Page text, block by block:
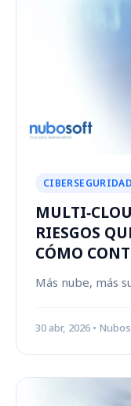
CIBERSEGURIDAD
RIESGOS
CÓMO
Más nube, más
30 abr, 2026 •